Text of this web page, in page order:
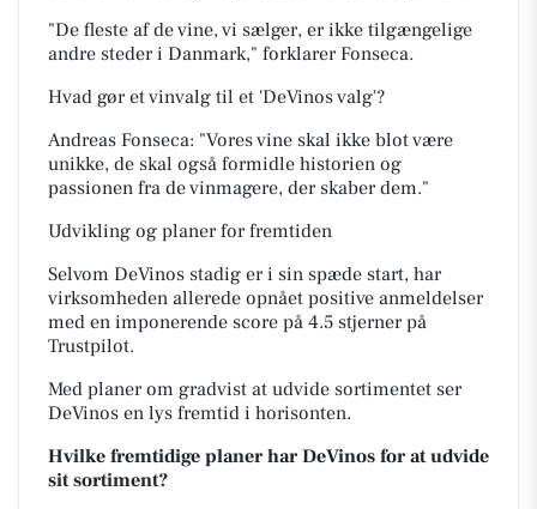
"De fleste af de vine, vi sælger, er ikke tilgængelige
andre steder i Danmark," forklarer Fonseca.
Hvad gør et vinvalg til et 'DeVinos valg'?
Andreas Fonseca: "Vores vine skal ikke blot være
unikke, de skal også formidle historien og
passionen fra de vinmagere, der skaber dem."
Udvikling og planer for fremtiden
Selvom DeVinos stadig er i sin spæde start, har
virksomheden allerede opnået positive anmeldelser
med en imponerende score på 4.5 stjerner på
Trustpilot.
Med planer om gradvist at udvide sortimentet ser
DeVinos en lys fremtid i horisonten.
Hvilke fremtidige planer har DeVinos for at udvide
sit sortiment?